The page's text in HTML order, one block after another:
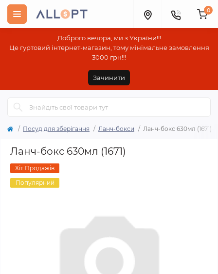
Доброго вечора, ми з України!!!
Це гуртовий інтернет-магазин, тому мінімальне замовлення
3000 грн!!!
Зачинити
0
Посуд для зберігання Ланч-бокси Ланч-бокс 630мл (1671)
Ланч-бокс 630мл (1671)
Хіт Продажів
Популярний